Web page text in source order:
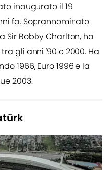
inaugurato il 19
fa. Soprannominato
Sir Bobby Charlton, ha
gli anni '90 e 2000. Ha
1966, Euro 1996 e la
2003.